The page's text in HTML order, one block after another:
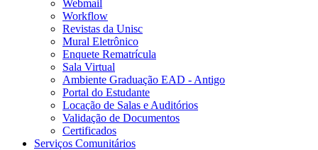
Webmail
Workflow
Revistas da Unisc
Mural Eletrônico
Enquete Rematrícula
Sala Virtual
Ambiente Graduação EAD - Antigo
Portal do Estudante
Locação de Salas e Auditórios
Validação de Documentos
Certificados
Serviços Comunitários